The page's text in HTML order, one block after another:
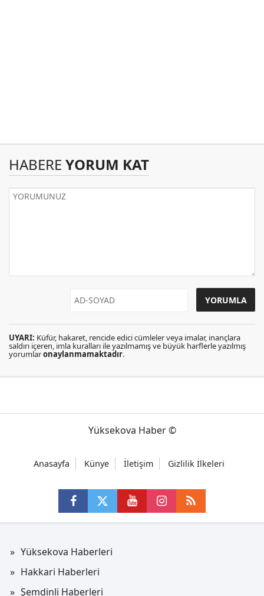
HABERE YORUM KAT
UYARI: Küfür, hakaret, rencide edici cümleler veya imalar, inançlara
saldırı içeren, imla kuralları ile yazılmamış ve büyük harflerle yazılmış
yorumlaronaylanmamaktadır.
Yüksekova Haber ©
Anasayfa Künye İletişim Gizlilik İlkeleri
Yüksekova Haberleri
Hakkari Haberleri
Şemdinli Haberleri